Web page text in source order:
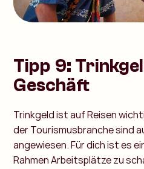
Tipp 9:
Geschäft
Trinkgeld ist auf Reisen
der Tourismusbranche sind
angewiesen. Für dich ist es
Rahmen Arbeitsplätze zu